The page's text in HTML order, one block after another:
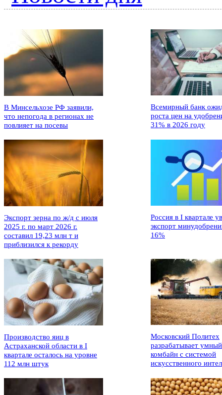
В Минсельхозе РФ заявили,
что непогода в регионах не
повлияет на посевы
Всемирный банк
роста цен на
31% в 2026 году
Экспорт зерна по ж/д с июля
2025 г. по март 2026 г.
составил 19,23 млн т и
приблизился к рекорду
Россия в I квартале
экспорт
16%
Производство яиц в
Астраханской области в I
квартале осталось на уровне
112 млн штук
Московский Политех
разрабатывает умный
комбайн с системой
искусственного